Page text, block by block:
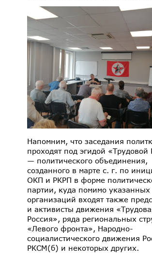
Напомним, что заседания
проходят под эгидой «Трудовой
— политического объединения,
созданного в марте с. г. по
ОКП и РКРП в форме
партии, куда помимо указанных
организаций входят также
и активисты движения
Россия», ряда региональных
«Левого фронта», Народно-
социалистического движения
РКСМ(б) и некоторых других.